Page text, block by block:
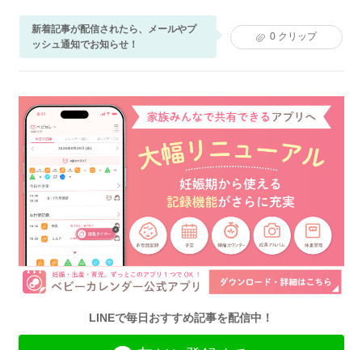
新着記事が配信されたら、メールやプ
ッシュ通知でお知らせ！
0 クリップ
LINEで毎日おすすめ記事を配信中！